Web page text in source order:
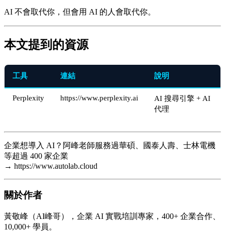
AI 不會取代你，但會用 AI 的人會取代你。
本文提到的資源
工具 連結 說明
Perplexity https://www.perplexity.ai
AI 搜尋引擎 + AI
代理
企業想導入 AI？阿峰老師服務過華碩、國泰人壽、士林電機
等超過 400 家企業
→ https://www.autolab.cloud
關於作者
黃敬峰（AI峰哥），企業 AI 實戰培訓專家，400+ 企業合作、
10,000+ 學員。